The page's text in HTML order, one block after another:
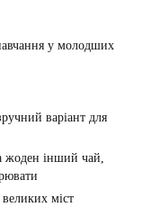
у молодших
варіант для
жоден інший чай,
великих міст